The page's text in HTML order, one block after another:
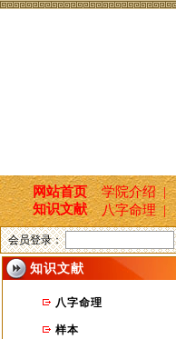
网站首页 学院介绍 |
知识文献
八字命理 |
会员登录：
知识文献
八字命理
样本